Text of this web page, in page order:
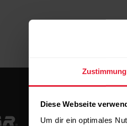
Zustimmung
Diese Webseite
Um dir ein optimales